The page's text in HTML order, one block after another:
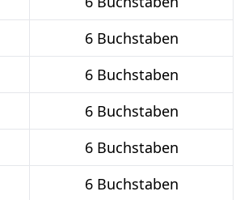
6 Buchstaben
6 Buchstaben
6 Buchstaben
6 Buchstaben
6 Buchstaben